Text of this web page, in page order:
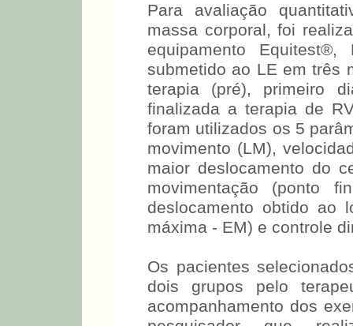
Para avaliação
massa corporal, foi
equipamento
submetido ao LE em três
terapia (pré), primeiro
finalizada a terapia de
foram utilizados os 5
movimento (LM),
maior deslocamento do
movimentação (ponto
deslocamento obtido ao
máxima - EM) e controle
Os pacientes
dois grupos pelo
acompanhamento dos